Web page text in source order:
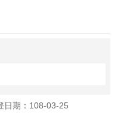
日期：108-03-25